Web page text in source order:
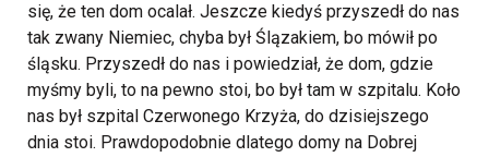
się, że ten dom ocalał. Jeszcze kiedyś przyszedł do nas
tak zwany Niemiec, chyba był Ślązakiem, bo mówił po
śląsku. Przyszedł do nas i powiedział, że dom, gdzie
myśmy byli, to na pewno stoi, bo był tam w szpitalu. Koło
nas był szpital Czerwonego Krzyża, do dzisiejszego
dnia stoi. Prawdopodobnie dlatego domy na Dobrej